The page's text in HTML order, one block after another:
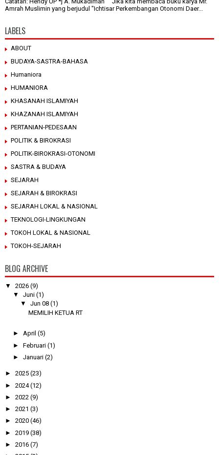
Amrah Muslimin yang berjudul "Ichtisar Perkembangan Otonomi Daer...
LABELS
ABOUT
BUDAYA-SASTRA-BAHASA
Humaniora
HUMANIORA
KHASANAH ISLAMIYAH
KHAZANAH ISLAMIYAH
PERTANIAN-PEDESAAN
POLITIK & BIROKRASI
POLITIK-BIROKRASI-OTONOMI
SASTRA & BUDAYA
SEJARAH
SEJARAH & BIROKRASI
SEJARAH LOKAL & NASIONAL
TEKNOLOGI-LINGKUNGAN
TOKOH LOKAL & NASIONAL
TOKOH-SEJARAH
BLOG ARCHIVE
▼ 2026 (9)
▼
Juni (1)
▼
Jun 08 (1)
MEMILIH KETUA RT
► April (5)
► Februari (1)
► Januari (2)
► 2025 (23)
► 2024 (12)
► 2022 (9)
► 2021 (3)
► 2020 (46)
► 2019 (38)
► 2016 (7)